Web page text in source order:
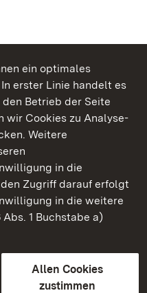
ein optimales
erster Linie handelt es
Betrieb der Seite
wir Cookies zu Analyse-
Weitere
in die
Zugriff darauf erfolgt
in die weitere
1 Buchstabe a)
Allen Cookies
zustimmen
Baden-Württemberg